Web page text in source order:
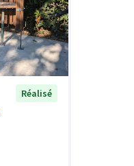
Réalisé